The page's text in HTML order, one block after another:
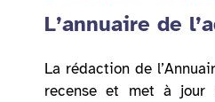
L’annuaire de
La rédaction de
recense et met à jour